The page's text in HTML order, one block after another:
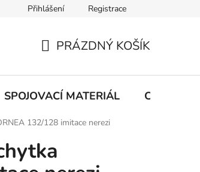
Přihlášení Registrace
KOŠÍK
PRÁZDNÝ KOŠÍK
SPOJOVACÍ MATERIÁL CHEMIE
132/128 imitace nerezi